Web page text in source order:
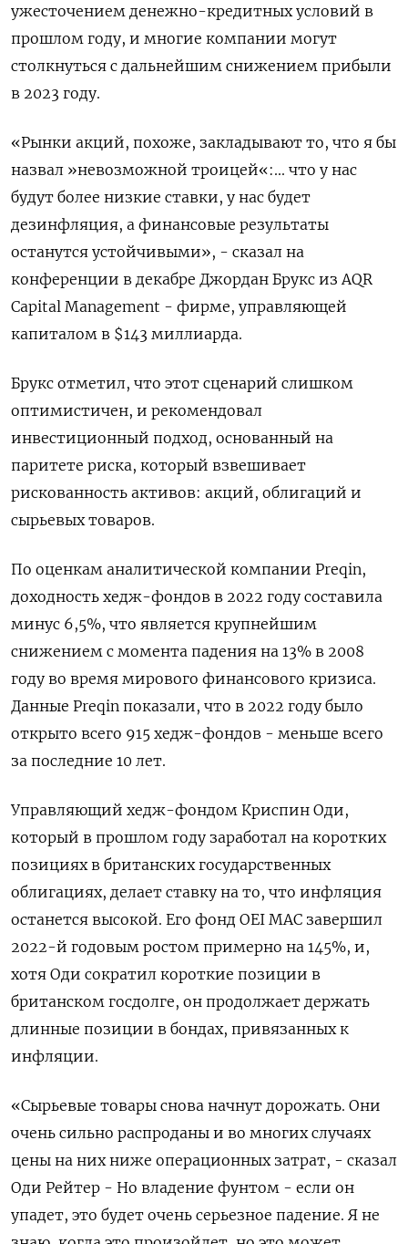
ужесточением денежно-кредитных условий в
прошлом году, и многие компании могут
столкнуться с дальнейшим снижением прибыли
в 2023 году.
«Рынки акций, похоже, закладывают то, что я бы
назвал »невозможной троицей«:... что у нас
будут более низкие ставки, у нас будет
дезинфляция, а финансовые результаты
останутся устойчивыми», - сказал на
конференции в декабре Джордан Брукс из AQR
Capital Management - фирме, управляющей
капиталом в $143 миллиарда.
Брукс отметил, что этот сценарий слишком
оптимистичен, и рекомендовал
инвестиционный подход, основанный на
паритете риска, который взвешивает
рискованность активов: акций, облигаций и
сырьевых товаров.
По оценкам аналитической компании Preqin,
доходность хедж-фондов в 2022 году составила
минус 6,5%, что является крупнейшим
снижением с момента падения на 13% в 2008
году во время мирового финансового кризиса.
Данные Preqin показали, что в 2022 году было
открыто всего 915 хедж-фондов - меньше всего
за последние 10 лет.
Управляющий хедж-фондом Криспин Оди,
который в прошлом году заработал на коротких
позициях в британских государственных
облигациях, делает ставку на то, что инфляция
останется высокой. Его фонд OEI MAC завершил
2022-й годовым ростом примерно на 145%, и,
хотя Оди сократил короткие позиции в
британском госдолге, он продолжает держать
длинные позиции в бондах, привязанных к
инфляции.
«Сырьевые товары снова начнут дорожать. Они
очень сильно распроданы и во многих случаях
цены на них ниже операционных затрат, - сказал
Оди Рейтер - Но владение фунтом - если он
упадет, это будет очень серьезное падение. Я не